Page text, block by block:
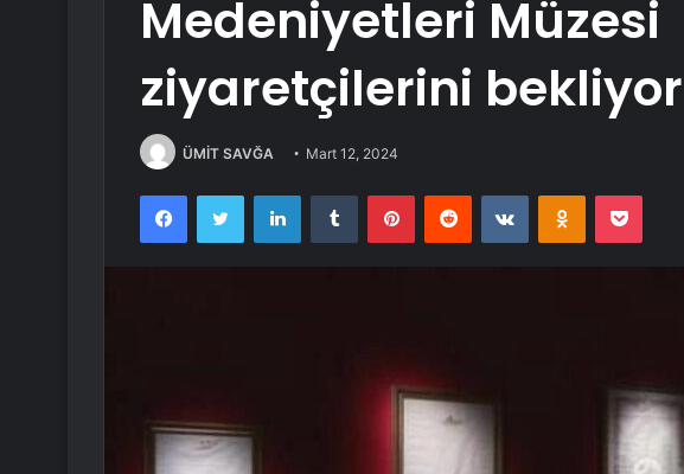
Medeniyetleri Müzesi
ziyaretçilerini bekliyor
ÜMİT SAVĞA Mart 12, 2024
FacebookTwitter LinkedInTumblr PinterestReddit VKontakteOdnoklassniki
Pocket